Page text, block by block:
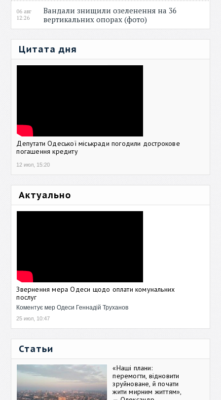
06 авг
12:26
Вандали знищили озеленення на 36
вертикальних опорах (фото)
Цитата дня
Депутати Одеської міськради погодили дострокове
погашення кредиту
12 июл, 15:20
Актуально
Звернення мера Одеси щодо оплати комунальних
послуг
Коментує мер Одеси Геннадій Труханов
25 июл, 10:47
Статьи
«Наші плани:
перемогти, відновити
зруйноване, й почати
жити мирним життям»,